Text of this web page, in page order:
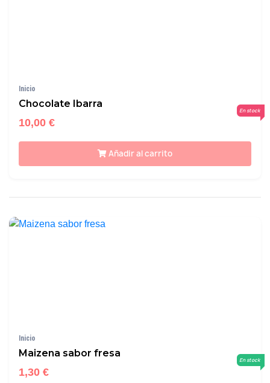
Inicio
Chocolate Ibarra
10,00 €
En stock
Añadir al carrito
Inicio
Maizena sabor fresa
1,30 €
En stock